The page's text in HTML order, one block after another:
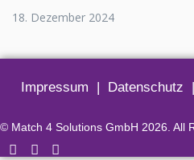
18. Dezember 2024
Impressum | Datenschutz |
© Match 4 Solutions GmbH 2026. All